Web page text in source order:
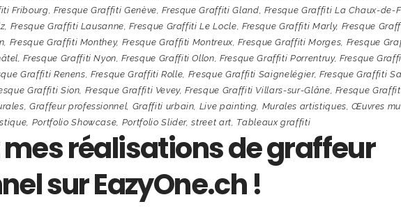
Fribourg Fresque Graffiti Genève ,Fresque Graffiti Gland Fresque Graffiti La Chaux-de-
, Fresque Graffiti Lausanne ,Fresque Graffiti Le Locle Fresque Graffiti Marly, Fresque
Fresque Graffiti Monthey, Fresque Graffiti Montreux,Fresque Graffiti Morges Fresque
,Fresque Graffiti Nyon ,Fresque Graffiti Ollon ,Fresque Graffiti Porrentruy, Fresque
Graffiti Renens ,Fresque Graffiti Rolle Fresque Graffiti Saignelégier, Fresque Graffiti
Graffiti Sion Fresque Graffiti Vevey,Fresque Graffiti Villars-sur-Glâne Fresque
,Graffeur professionnel Graffiti urbain Live painting Murales artistiques ,Œuvres
Portfolio Showcase Portfolio Slider,street art Tableaux graffiti
mes réalisations de graffeur
sur EazyOne.ch !